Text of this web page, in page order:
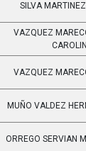
SILVA
VAZQUEZ
VAZQUEZ
MUÑO VALDEZ
ORREGO SERVIAN